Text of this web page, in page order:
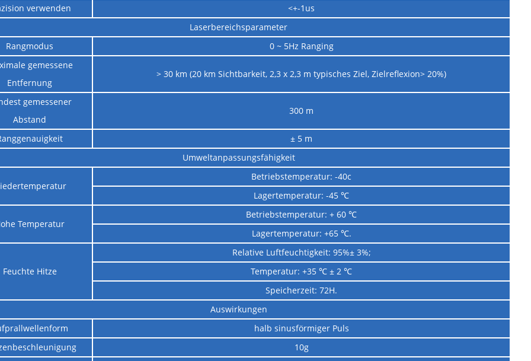
verwenden
<+-1us
Laserbereichsparameter
Rangmodus
0 ~ 5Hz Ranging
gemessene
Entfernung
> 30 km (20 km Sichtbarkeit, 2,3 x 2,3 m typisches Ziel, Zielreflexion> 20%)
gemessener
Abstand
300 m
± 5 m
Umweltanpassungsfähigkeit
Betriebstemperatur: -40c
Lagertemperatur: -45 ℃
Temperatur
Betriebstemperatur: + 60 ℃
Lagertemperatur: +65 ℃.
Feuchte Hitze
Relative Luftfeuchtigkeit: 95%± 3%;
Temperatur: +35 ℃ ± 2 ℃
Speicherzeit: 72H.
Auswirkungen
halb sinusförmiger Puls
10g